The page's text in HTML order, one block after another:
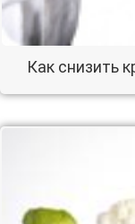
Как снизить